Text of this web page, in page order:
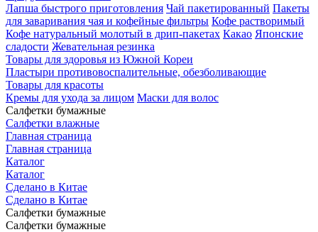
Лапша быстрого приготовления Чай пакетированный Пакеты
для заваривания чая и кофейные фильтры Кофе растворимый
Кофе натуральный молотый в дрип-пакетах Какао Японские
сладости Жевательная резинка
Товары для здоровья из Южной Кореи
Пластыри противовоспалительные, обезболивающие
Товары для красоты
Кремы для ухода за лицом Маски для волос
Салфетки бумажные
Салфетки влажные
Главная страница
Главная страница
Каталог
Каталог
Сделано в Китае
Сделано в Китае
Салфетки бумажные
Салфетки бумажные